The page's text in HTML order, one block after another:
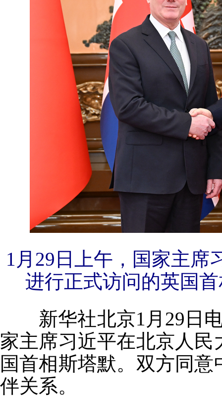
1月29日上午，国家主席
进行正式访问的英国
新华社北京1月29日电
家主席习近平在北京人
国首相斯塔默。双方同
伴关系。